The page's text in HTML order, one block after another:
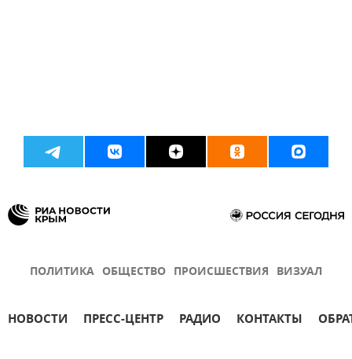
ПОЛИТИКА ОБЩЕСТВО ПРОИСШЕСТВИЯ ВИЗУАЛ
НОВОСТИ ПРЕСС-ЦЕНТР РАДИО КОНТАКТЫ